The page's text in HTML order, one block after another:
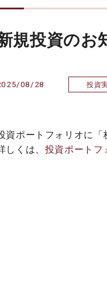
規投資のお
08/28 投資
資ポートフォリオに「
しくは、 投資ポートフ